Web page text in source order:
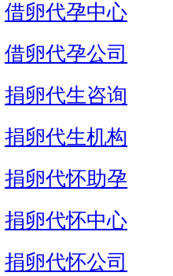
借卵代孕中心
借卵代孕公司
捐卵代生咨询
捐卵代生机构
捐卵代怀助孕
捐卵代怀中心
捐卵代怀公司